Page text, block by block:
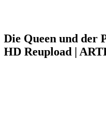
Die Queen und der
HD Reupload |